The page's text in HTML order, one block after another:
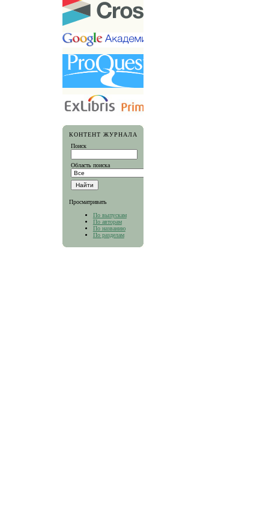
КОНТЕНТ ЖУРНАЛА
Поиск
Область поиска
Просматривать
По выпускам
По авторам
По названию
По разделам